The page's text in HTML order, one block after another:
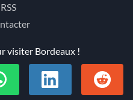
visiter Bordeaux !